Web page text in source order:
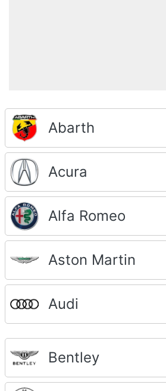
Abarth
Acura
Alfa Romeo
Aston Martin
Audi
Bentley